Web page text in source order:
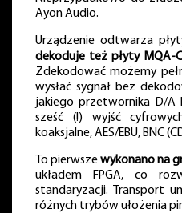
Ayon Audio.
Urządzenie odtwarza
dekoduje też płyty MQA-
Zdekodować możemy
wysłać sygnał bez
jakiego przetwornika D/A
sześć (!) wyjść
koaksjalne, AES/EBU, BNC
To pierwszewykonano na
układem FPGA, co
standaryzacji. Transport
różnych trybów ułożenia